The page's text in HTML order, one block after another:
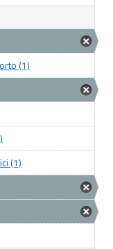
(1)
(1)